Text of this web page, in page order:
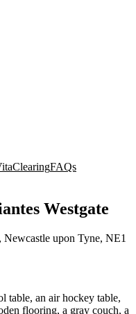
ClearingFAQs
Westgate
Newcastle upon Tyne, NE1